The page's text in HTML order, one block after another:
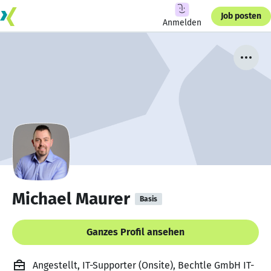
Anmelden
Job posten
Michael Maurer Basis
Ganzes Profil ansehen
Angestellt, IT-Supporter (Onsite), Bechtle GmbH IT-